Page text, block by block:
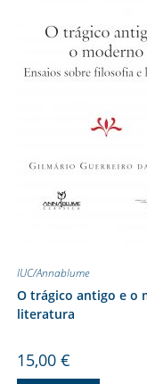
IUC/Annablume
O trágico antigo e o
literatura
15,00 €